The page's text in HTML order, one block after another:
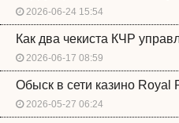
2026-06-24 15:54
Как два чекиста КЧР
2026-06-17 08:59
Обыск в сети казино Royal
2026-05-27 06:24